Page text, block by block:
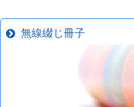
無線綴じ冊子